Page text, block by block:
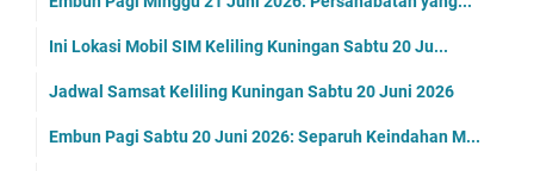
Ini Lokasi Mobil SIM Keliling Kuningan Sabtu 20 Ju...
Jadwal Samsat Keliling Kuningan Sabtu 20 Juni 2026
Embun Pagi Sabtu 20 Juni 2026: Separuh Keindahan M...